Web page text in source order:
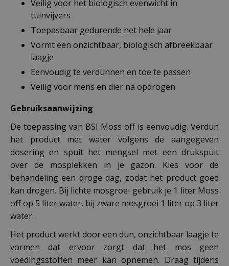
Veilig voor het biologisch evenwicht in
tuinvijvers
Toepasbaar gedurende het hele jaar
Vormt een onzichtbaar, biologisch afbreekbaar
laagje
Eenvoudig te verdunnen en toe te passen
Veilig voor mens en dier na opdrogen
Gebruiksaanwijzing
De toepassing van BSI Moss off is eenvoudig. Verdun
het product met water volgens de aangegeven
dosering en spuit het mengsel met een drukspuit
over de mosplekken in je gazon. Kies voor de
behandeling een droge dag, zodat het product goed
kan drogen. Bij lichte mosgroei gebruik je 1 liter Moss
off op 5 liter water, bij zware mosgroei 1 liter op 3 liter
water.
Het product werkt door een dun, onzichtbaar laagje te
vormen dat ervoor zorgt dat het mos geen
voedingsstoffen meer kan opnemen. Draag tijdens